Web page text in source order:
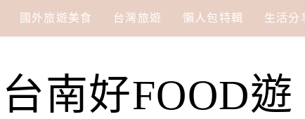
國外旅遊美食 台灣旅遊 懶人包特輯 生活分
台南好FOOD遊